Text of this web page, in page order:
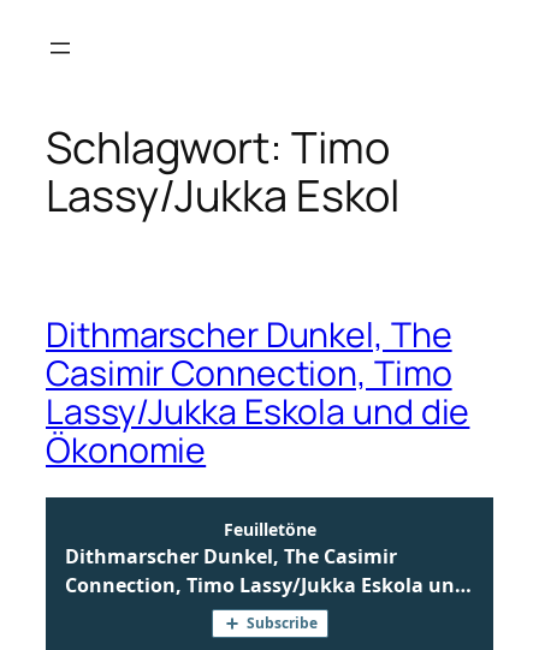
Inhalt
Schlagwort: Timo
Lassy/Jukka Eskol
Dithmarscher Dunkel, The
Casimir Connection, Timo
Lassy/Jukka Eskola und die
Ökonomie